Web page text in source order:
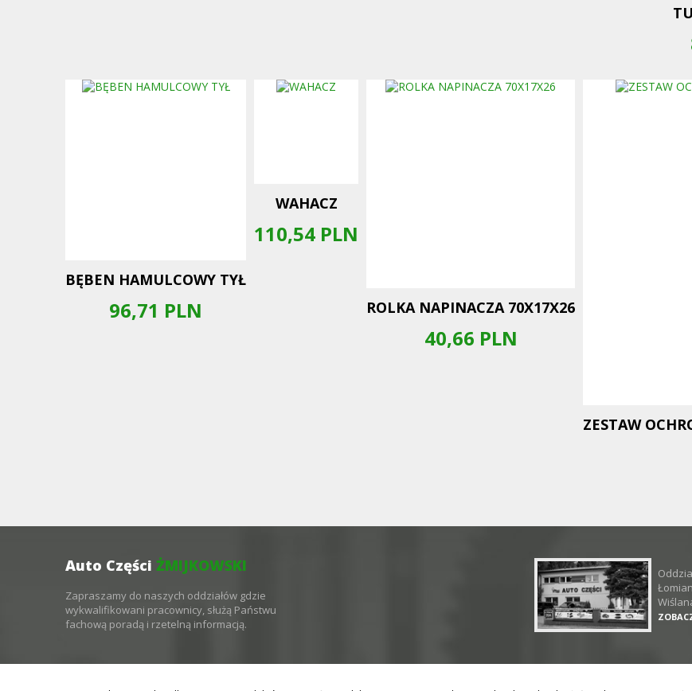
BĘBEN HAMULCOWY TYŁ
96,71 PLN
WAHACZ
110,54 PLN
ROLKA NAPINACZA 70X17X26
40,66 PLN
ZESTAW
Auto Części ŻMIJKOWSKI
Zapraszamy do naszych oddziałów gdzie
wykwalifikowani pracownicy, służą Państwu
fachową poradą i rzetelną informacją.